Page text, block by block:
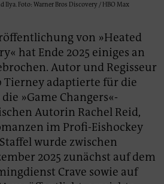
Ilya. Foto: Warner Bros Discovery / HBO Max
von »Heated
hat Ende 2025 einiges an
Autor und Regisseur
Tierney adaptierte für die
»Game Changers«-
Autorin Rachel Reid,
im Profi-Eishockey
wurde zwischen
2025 zunächst auf dem
Crave sowie auf